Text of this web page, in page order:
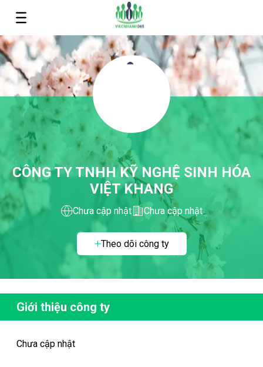
CÔNG TY TNHH KỸ NGHỆ SINH HÓA
VIỆT KHANG
Chưa cập nhật Chưa cập nhật
Theo dõi công ty
Giới thiệu công ty
Chưa cập nhật